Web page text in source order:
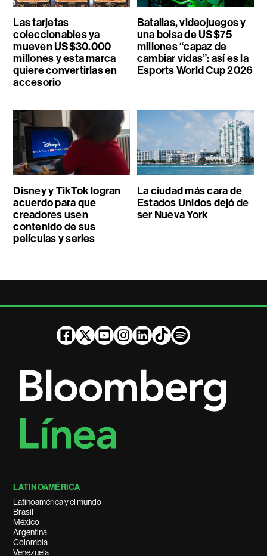
Las tarjetas
coleccionables ya
mueven US$30.000
millones y esta marca
quiere convertirlas en
accesorio
Batallas, videojuegos y
una bolsa de US$75
millones “capaz de
cambiar vidas”: así es la
Esports World Cup 2026
Disney y TikTok logran
acuerdo para que
creadores usen
contenido de sus
películas y series
La ciudad más cara de
Estados Unidos dejó de
ser Nueva York
LATINOAMÉRICA
Latinoamérica y el mundo
Brasil
México
Argentina
Colombia
Venezuela